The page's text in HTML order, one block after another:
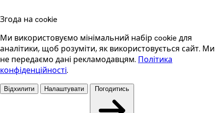
Згода на cookie
Ми використовуємо мінімальний набір cookie для
аналітики, щоб розуміти, як використовується сайт. Ми
не передаємо дані рекламодавцям. Політика
конфіденційності.
Відхилити Налаштувати Погодитись